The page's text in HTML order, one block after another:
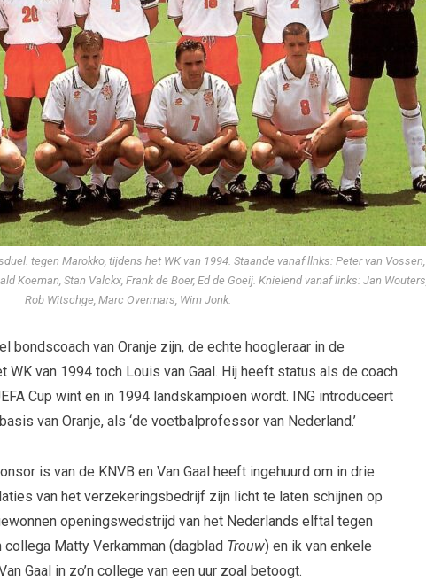
tegen Marokko, tijdens het WK van 1994. Staande vanaf llnks: Peter van Vossen,
Koeman, Stan Valckx, Frank de Boer, Ed de Goeij. Knielend vanaf links: Jan Wouters,
Rob Witschge, Marc Overmars, Wim Jonk.
bondscoach van Oranje zijn, de echte hoogleraar in de
WK van 1994 toch Louis van Gaal. Hij heeft status als de coach
Cup wint en in 1994 landskampioen wordt. ING introduceert
van Oranje, als ‘de voetbalprofessor van Nederland.’
is van de KNVB en Van Gaal heeft ingehuurd om in drie
van het verzekeringsbedrijf zijn licht te laten schijnen op
openingswedstrijd van het Nederlands elftal tegen
Matty Verkamman (dagblad Trouw) en ik van enkele
Gaal in zo’n college van een uur zoal betoogt.